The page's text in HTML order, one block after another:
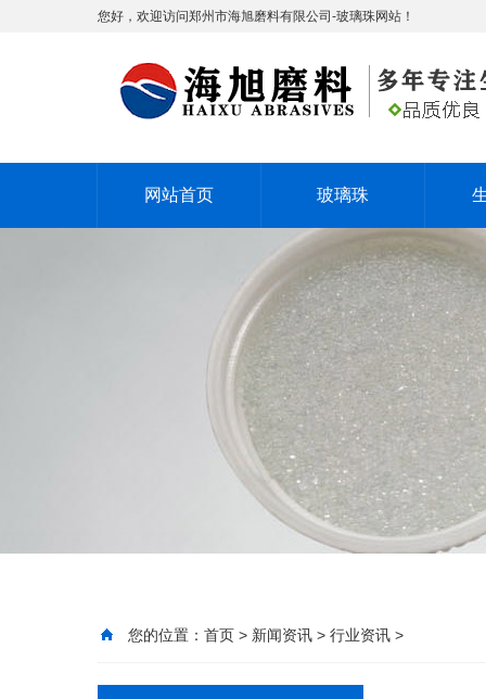
您好，欢迎访问郑州市海旭磨料有限公司-玻璃珠网站！
网站首页 玻璃珠
您的位置： 首页 > 新闻资讯 > 行业资讯 >